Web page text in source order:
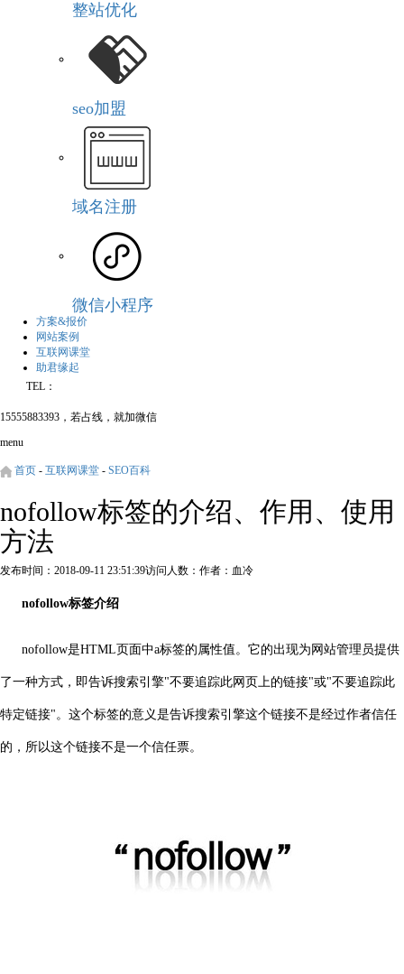
整站优化
seo加盟
域名注册
微信小程序
方案&报价
网站案例
互联网课堂
助君缘起
TEL：
15555883393，若占线，就加微信
menu
首页 - 互联网课堂 - SEO百科
nofollow标签的介绍、作用、使用
方法
发布时间：2018-09-11 23:51:39访问人数： 作者：血冷
nofollow标签介绍
nofollow是HTML页面中a标签的属性值。它的出现为网站管理员提供
了一种方式，即告诉搜索引擎"不要追踪此网页上的链接"或"不要追踪此
特定链接"。这个标签的意义是告诉搜索引擎这个链接不是经过作者信任
的，所以这个链接不是一个信任票。